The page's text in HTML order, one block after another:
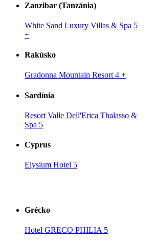
Zanzibar (Tanzánia)
White Sand Luxury Villas & Spa 5
+
Rakúsko
Gradonna Mountain Resort 4 +
Sardínia
Resort Valle Dell'Erica Thalasso &
Spa 5
Cyprus
Elysium Hotel 5
Grécko
Hotel GRECO PHILIA 5